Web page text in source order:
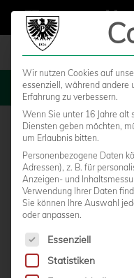
ZIEGELE,
Wir nutzen Cookies auf
essenziell, während andere
Erfahrung zu verbessern.
Wenn Sie unter 16 Jahre
Diensten geben möchten,
um Erlaubnis bitten.
Personenbezogene Daten
Adressen), z. B. für
Anzeigen- und
Verwendung Ihrer Daten
Sie können Ihre Auswahl
oder anpassen.
Es folgt eine Liste der
Essenziell
Statistiken